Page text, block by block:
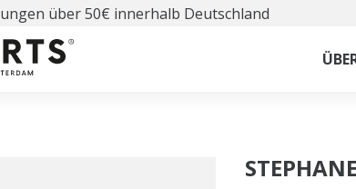
über 50€ innerhalb Deutschland